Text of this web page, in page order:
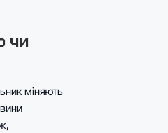
чи
міняють